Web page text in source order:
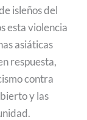
isleños del
esta violencia
asiáticas
respuesta,
contra
y las